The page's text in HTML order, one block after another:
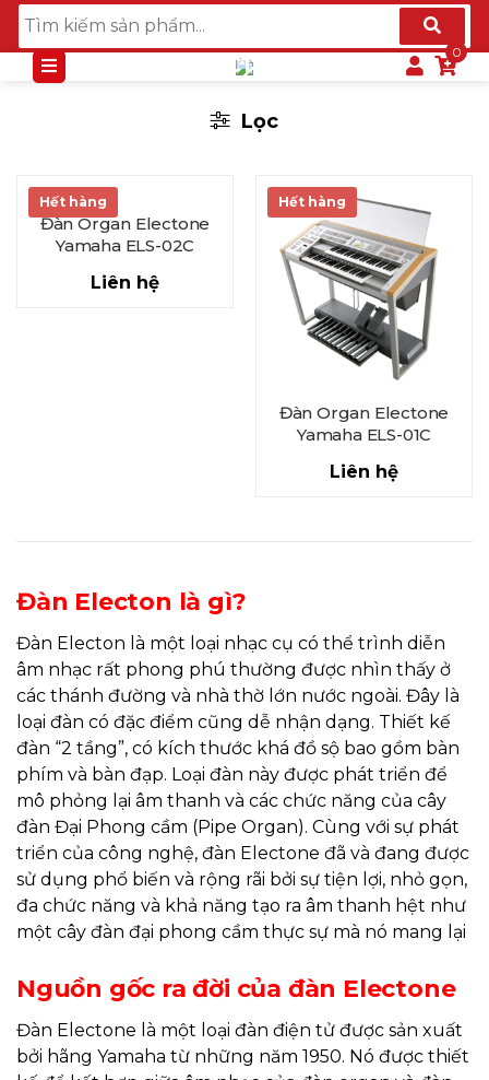
ELECTONE
Lọc
Hết hàng
Đàn Organ Electone
Yamaha ELS-02C
Liên hệ
Hết hàng
Đàn Organ Electone
Yamaha ELS-01C
Liên hệ
Đàn Electon là gì?
Đàn Electon là một loại nhạc cụ có thể trình diễn
âm nhạc rất phong phú thường được nhìn thấy ở
các thánh đường và nhà thờ lớn nước ngoài. Đây là
loại đàn có đặc điểm cũng dễ nhận dạng. Thiết kế
đàn “2 tầng”, có kích thước khá đồ sộ bao gồm bàn
phím và bàn đạp. Loại đàn này được phát triển để
mô phỏng lại âm thanh và các chức năng của cây
đàn Đại Phong cầm (Pipe Organ). Cùng với sự phát
triển của công nghệ, đàn Electone đã và đang được
sử dụng phổ biến và rộng rãi bởi sự tiện lợi, nhỏ gọn,
đa chức năng và khả năng tạo ra âm thanh hệt như
một cây đàn đại phong cầm thực sự mà nó mang lại
Nguồn gốc ra đời của đàn Electone
Đàn Electone là một loại đàn điện tử được sản xuất
bởi hãng Yamaha từ những năm 1950. Nó được thiết